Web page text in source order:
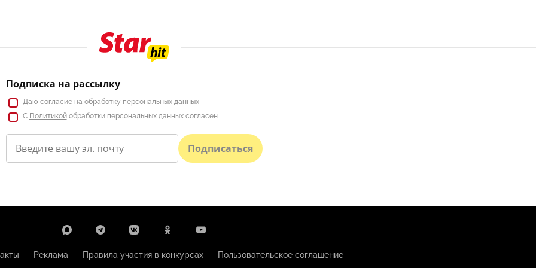
Подписка на рассылку
Даю согласиена обработку персональных данных
С Политикойобработки персональных данных согласен
Подписаться
Реклама Правила участия в конкурсах
Пользовательское соглашение